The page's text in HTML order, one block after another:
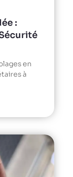
:
en
à